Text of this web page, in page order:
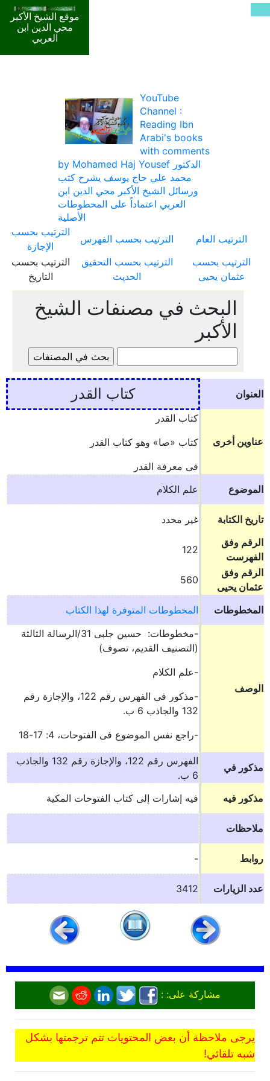
موقع الشيخ الأكبر
محي الدين ابن
العربي
YouTube
Channel :
Reading Ibn
Arabi's books
with comments
by Mohamed Haj Yousef الدكتور
محمد علي حاج يوسف يشرح كتب
ورسائل الشيخ الأكبر محي الدين ابن
العربي اعتماداً على المخطوطات
الأصلية
الترتيب العام
الترتيب بحسب الفهرس
الترتيب بحسب
الإجازة
الترتيب بحسب
عثمان يحيى
الترتيب بحسب التحقيق
الحديث
الترتيب بحسب
التاريخ
البحث في مصنفات الشيخ
الأكبر
العنوان كتاب القدر
عناوين أخرى
كتاب القدر
كتاب «صا» وهو كتاب القدر
فى معرفة القدر
الموضوع
علم الكلام
تاريخ الكتابة
غير محدد
الرقم وفق
الفهرست
122
الرقم وفق
عثمان يحيى
560
المخطوطات المخطوطات المتوفرة لهذا الكتاب
الوصف
-مخطوطات: حسين جلبى 31/الرسالة الثالثة
(التصنيف القديم، تصوف)
-علم الكلام
-مذكور فى الفهرس رقم 122، والإجازة رقم
132 والجاذب 6 ب.
-راجع نفس الموضوع فى الفتوحات، 4: 17-18
مذكور في
الفهرس رقم 122، والإجازة رقم 132 والجاذب
6 ب.
مذكور فيه
فيه إشارات إلى كتاب الفتوحات المكية
ملاحظات
روابط -
عدد الزيارات 3412
مشاركة على: :
يرجى ملاحظة أن بعض المحتويات تتم ترجمتها بشكل
شبه تلقائي!